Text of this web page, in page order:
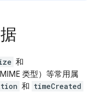
和
MIME 类型）等常用属
和 timeCreated